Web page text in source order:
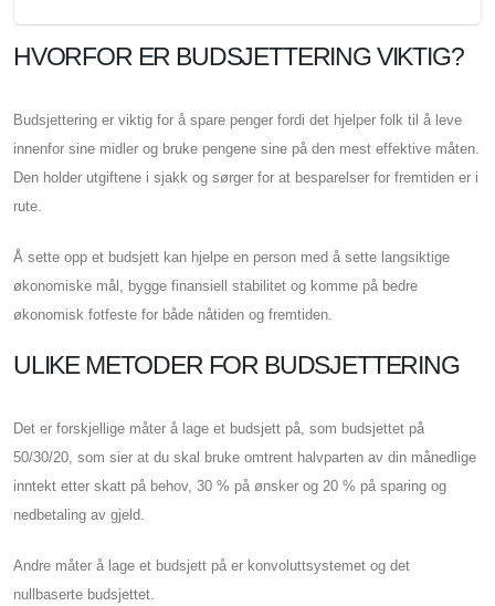
HVORFOR ER BUDSJETTERING VIKTIG?
Budsjettering er viktig for å spare penger fordi det hjelper folk til å leve
innenfor sine midler og bruke pengene sine på den mest effektive måten.
Den holder utgiftene i sjakk og sørger for at besparelser for fremtiden er i
rute.
Å sette opp et budsjett kan hjelpe en person med å sette langsiktige
økonomiske mål, bygge finansiell stabilitet og komme på bedre
økonomisk fotfeste for både nåtiden og fremtiden.
ULIKE METODER FOR BUDSJETTERING
Det er forskjellige måter å lage et budsjett på, som budsjettet på
50/30/20, som sier at du skal bruke omtrent halvparten av din månedlige
inntekt etter skatt på behov, 30 % på ønsker og 20 % på sparing og
nedbetaling av gjeld.
Andre måter å lage et budsjett på er konvoluttsystemet og det
nullbaserte budsjettet.